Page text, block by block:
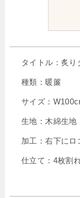
タイトル：炙
種類：暖簾
サイズ：
生地：木綿生地
加工：右下にロ
仕立て：4枚割